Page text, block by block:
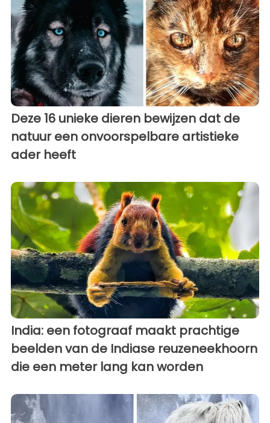
Deze 16 unieke dieren bewijzen dat de
natuur een onvoorspelbare artistieke
ader heeft
India: een fotograaf maakt prachtige
beelden van de Indiase reuzeneekhoorn
die een meter lang kan worden